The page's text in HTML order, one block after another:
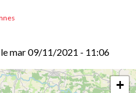
lemar 09/11/2021 - 11:06
+